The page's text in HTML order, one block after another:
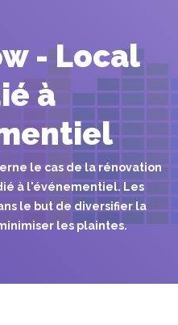
- Local
à
le cas de la rénovation
à l'événementiel. Les
le but de diversifier la
les plaintes.